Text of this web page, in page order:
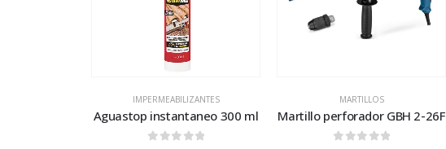
IMPERMEABILIZANTES
Aguastop instantaneo 300 ml
MARTILLOS
Martillo perforador GBH 2-26F